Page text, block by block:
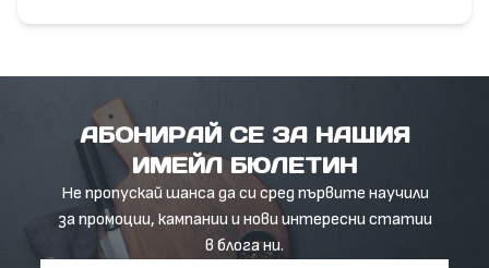
АБОНИРАЙ СЕ ЗА НАШИЯ
ИМЕЙЛ БЮЛЕТИН
Не пропускай шанса да си сред първите научили
за промоции, кампании и нови интересни статии
в блога ни.